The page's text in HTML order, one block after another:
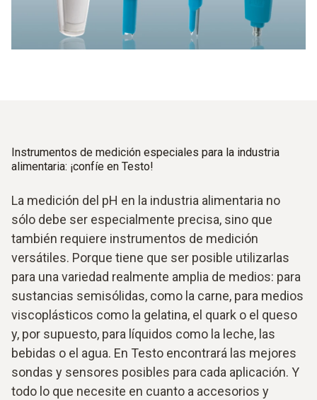
Instrumentos de medición especiales para la industria
alimentaria: ¡confíe en Testo!
La medición del pH en la industria alimentaria no
sólo debe ser especialmente precisa, sino que
también requiere instrumentos de medición
versátiles. Porque tiene que ser posible utilizarlas
para una variedad realmente amplia de medios: para
sustancias semisólidas, como la carne, para medios
viscoplásticos como la gelatina, el quark o el queso
y, por supuesto, para líquidos como la leche, las
bebidas o el agua. En Testo encontrará las mejores
sondas y sensores posibles para cada aplicación. Y
todo lo que necesite en cuanto a accesorios y